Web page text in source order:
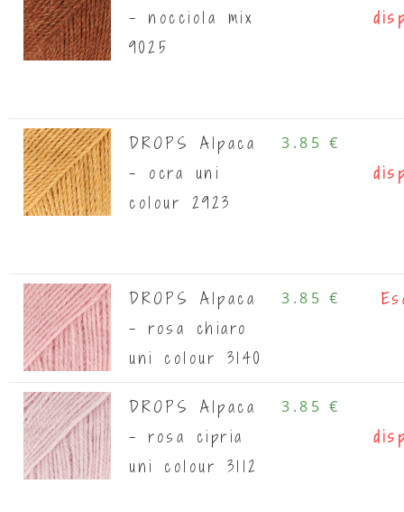
- nocciola mix
9025
DROPS Alpaca
- ocra uni
colour 2923
3.85 €
DROPS Alpaca
- rosa chiaro
uni colour 3140
3.85 €
DROPS Alpaca
- rosa cipria
uni colour 3112
3.85 €